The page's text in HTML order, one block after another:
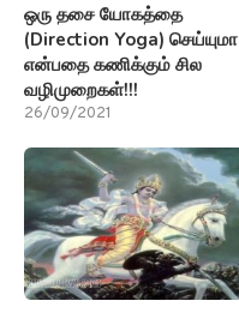
ஒரு தசை யோகத்தை
(Direction Yoga) செய்யுமா
என்பதை கணிக்கும் சில
வழிமுறைகள்!!!
26/09/2021